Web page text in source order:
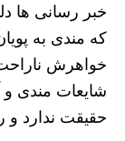
خبر رسانی ها
که مندی به
خواهرش
شایعات مندی و
حقیقت ندارد